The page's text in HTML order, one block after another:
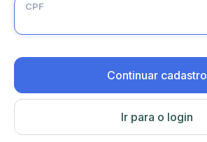
CPF
Continuar cadastro
Ir para o login